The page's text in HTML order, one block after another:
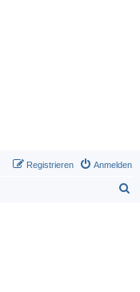
Anmelden
Registrieren